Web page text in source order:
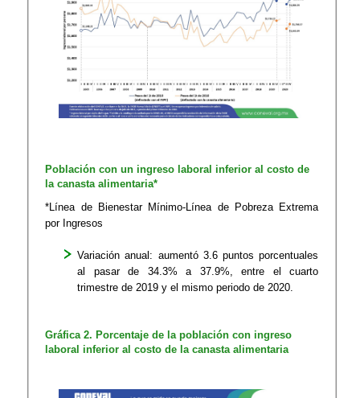
Población con un ingreso laboral inferior al costo de
la canasta alimentaria*
*Línea de Bienestar Mínimo-Línea de Pobreza Extrema
por Ingresos
Variación anual: aumentó 3.6 puntos porcentuales
al pasar de 34.3% a 37.9%, entre el cuarto
trimestre de 2019 y el mismo periodo de 2020.
​Gráfica 2. Porcentaje de la población con ingreso
laboral inferior al costo de la canasta alimentaria